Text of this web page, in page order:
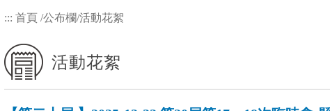
::: 首頁 /公布欄/活動花絮
活動花絮